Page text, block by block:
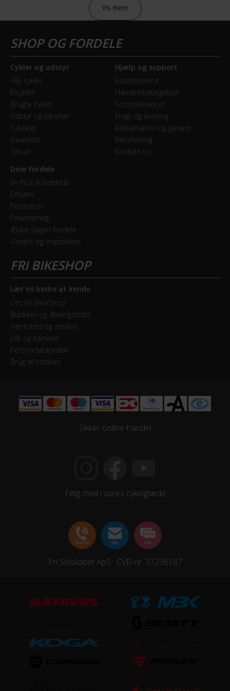
Sikkerheds- og producentinfo
Model år
2018
BREMSER
Bagbremse
Fodbremse
Forbremse
Mekanisk fælgbremse
GEAR
Bagskifter
Shimano Nexus
Geartype
Indvendige gear
Kranksæt
Shimano 36T
Samlet antal gear
1
drejegreb
Affjedring, Mekanisk affjedret
Stelmateriale
Vis mere
Cykler og udstyr
Alle cykler
Elcykler
Brugte cykler
Udstyr og tilbehør
Cykeltøj
Gavekort
Tilbud
Hjælp og support
Kundeservice
Handelsbetingelser
Fortrydelsesret
Fragt og levering
Reklamation og garanti
Returnering
Kontakt os
Dine fordele
Fri Plus kundeklub
Erhverv
Prismatch
Finansiering
Ældre Sagen fordele
Guides og inspiration
Lær os bedre at kende
Om Fri BikeShop
Butikker og åbningstider
Værksted og service
Job og karriere
Persondatapolitik
Brug af cookies
Sikker online-handel
Følg med i vores cykelglæde
Fri Selskabet ApS · CVR-nr. 37236187